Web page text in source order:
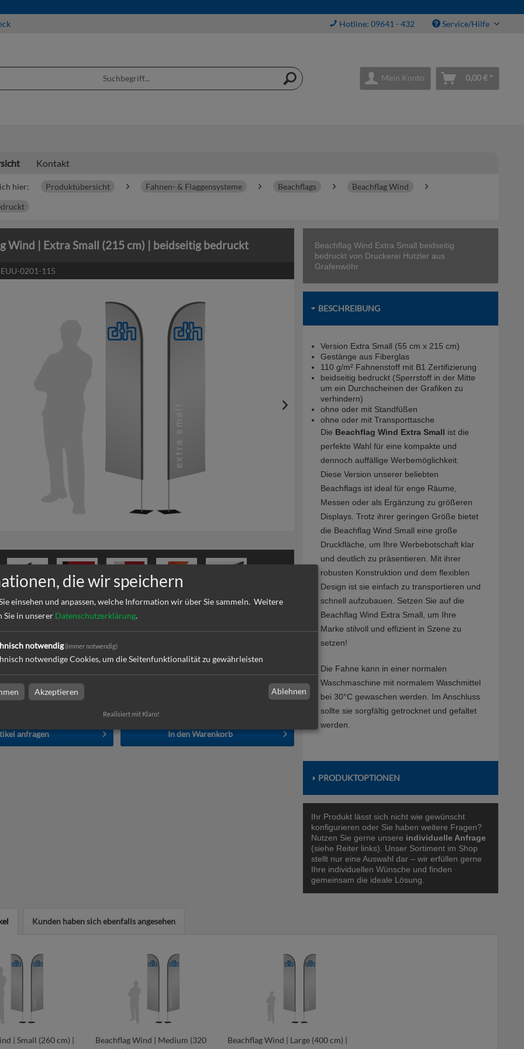
Hotline: 09641 - 432 Service/Hilfe
Mein Konto 0,00 € *
Kontakt
hier: Produktübersicht Fahnen- & Flaggensysteme Beachflags
Beachflag Wind
Wind | Extra Small (215 cm) | beidseitig bedruckt
EUU-0201-115
or not configured properly
anfragen In denWarenkorb
Beachflag Wind Extra Small beidseitig
bedruckt von Druckerei Hutzler aus
Grafenwöhr
BESCHREIBUNG
Version Extra Small (55 cm x 215 cm)
Gestänge aus Fiberglas
110 g/m² Fahnenstoff mit B1 Zertifizierung
beidseitig bedruckt (Sperrstoff in der Mitte
um ein Durchscheinen der Grafiken zu
verhindern)
ohne oder mit Standfüßen
ohne oder mit Transporttasche
Die Beachflag Wind Extra Small ist die
perfekte Wahl für eine kompakte und
dennoch auffällige Werbemöglichkeit.
Diese Version unserer beliebten
Beachflags ist ideal für enge Räume,
Messen oder als Ergänzung zu größeren
Displays. Trotz ihrer geringen Größe bietet
die Beachflag Wind Small eine große
Druckfläche, um Ihre Werbebotschaft klar
und deutlich zu präsentieren. Mit ihrer
robusten Konstruktion und dem flexiblen
Design ist sie einfach zu transportieren und
schnell aufzubauen. Setzen Sie auf die
Beachflag Wind Extra Small, um Ihre
Marke stilvoll und effizient in Szene zu
setzen!
Die Fahne kann in einer normalen
Waschmaschine mit normalem Waschmittel
bei 30°C gewaschen werden. Im Anschluss
sollte sie sorgfältig getrocknet und gefaltet
werden.
PRODUKTOPTIONEN
Ihr Produkt lässt sich nicht wie gewünscht
konfigurieren oder Sie haben weitere Fragen?
Nutzen Sie gerne unsere individuelle Anfrage
(siehe Reiter links). Unser Sortiment im Shop
stellt nur eine Auswahl dar – wir erfüllen gerne
Ihre individuellen Wünsche und finden
gemeinsam die ideale Lösung.
Kunden haben sich ebenfalls angesehen
| Small (260 cm) |
Beachflag Wind | Medium (320
Beachflag Wind | Large (400 cm) |
die wir speichern
einsehen und anpassen, welche Information wir über Sie sammeln. Weitere
Sie in unserer Datenschutzerklärung.
notwendig(immer notwendig)
notwendige Cookies, um die Seitenfunktionalität zu gewährleisten
Akzeptieren Ablehnen
Realisiert mit Klaro!